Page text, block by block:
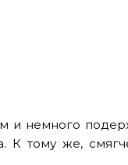
и немного
К тому же,